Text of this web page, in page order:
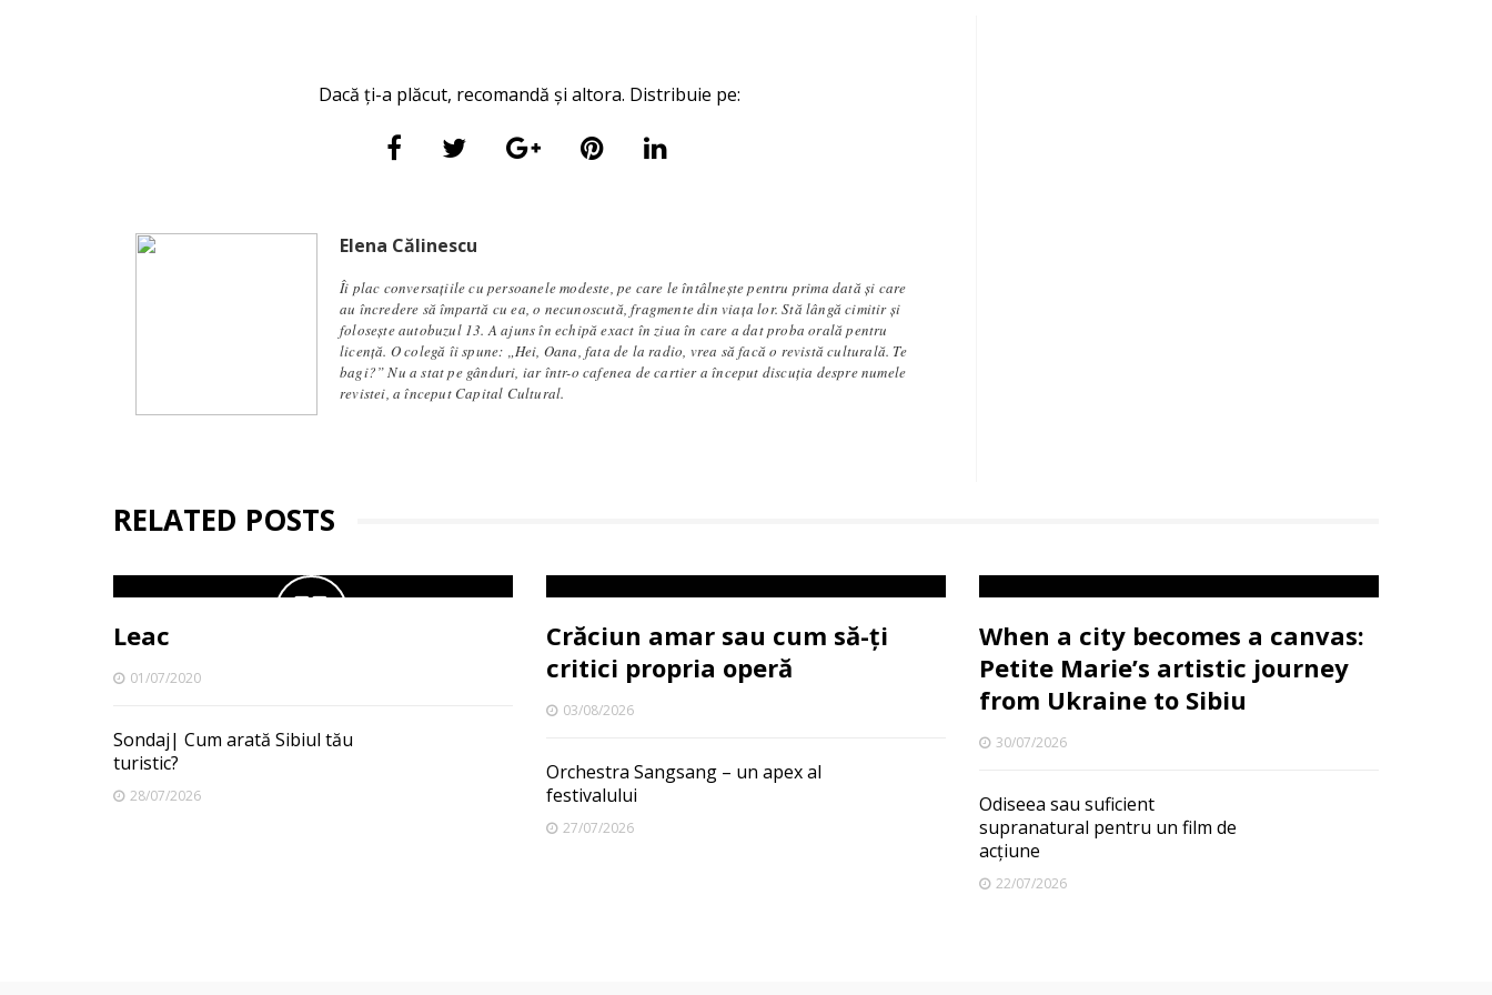
Dacă ți-a plăcut, recomandă și altora. Distribuie pe:
Elena Călinescu
Îi plac conversaţiile cu persoanele modeste, pe care le întâlneşte pentru prima dată şi care
au încredere să împartă cu ea, o necunoscută, fragmente din viaţa lor. Stă lângă cimitir și
foloseşte autobuzul 13. A ajuns în echipă exact în ziua în care a dat proba orală pentru
licență. O colegă îi spune: „Hei, Oana, fata de la radio, vrea să facă o revistă culturală. Te
bagi?” Nu a stat pe gânduri, iar într-o cafenea de cartier a început discuția despre numele
revistei, a început Capital Cultural.
RELATED POSTS
Leac
01/07/2020
Sondaj| Cum arată Sibiul tău
turistic?
28/07/2026
Crăciun amar sau cum să-ți
critici propria operă
03/08/2026
Orchestra Sangsang – un apex al
festivalului
27/07/2026
When a city becomes a canvas:
Petite Marie’s artistic journey
from Ukraine to Sibiu
30/07/2026
Odiseea sau suficient
supranatural pentru un film de
acțiune
22/07/2026